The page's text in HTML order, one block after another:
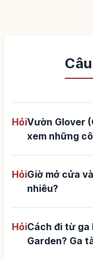
HỏiVườn Glover
xem những
HỏiGiờ mở cửa
nhiêu?
HỏiCách đi từ ga
Garden? Ga